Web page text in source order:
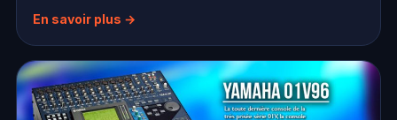
En savoir plus →